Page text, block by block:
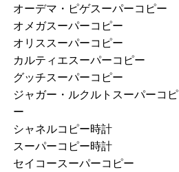
オーデマ・ピゲスーパーコピー
オメガスーパーコピー
オリススーパーコピー
カルティエスーパーコピー
グッチスーパーコピー
ジャガー・ルクルトスーパーコピ
ー
シャネルコピー時計
スーパーコピー時計
セイコースーパーコピー